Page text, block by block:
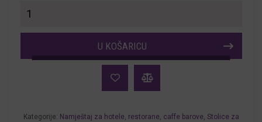
Stolice
za
restorane
hotele
U KOŠARICU
Kategorije: Namještaj za hotele, restorane, caffe barove, Stolice za